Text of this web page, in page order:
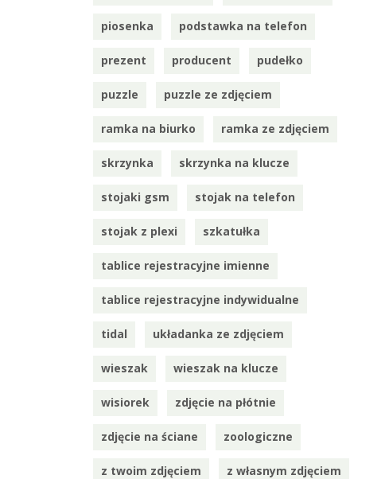
piosenka podstawka na telefon
prezent producent pudełko
puzzle puzzle ze zdjęciem
ramka na biurko ramka ze zdjęciem
skrzynka skrzynka na klucze
stojaki gsm stojak na telefon
stojak z plexi szkatułka
tablice rejestracyjne imienne
tablice rejestracyjne indywidualne
tidal układanka ze zdjęciem
wieszak wieszak na klucze
wisiorek zdjęcie na płótnie
zdjęcie na ściane zoologiczne
z twoim zdjęciem z własnym zdjęciem